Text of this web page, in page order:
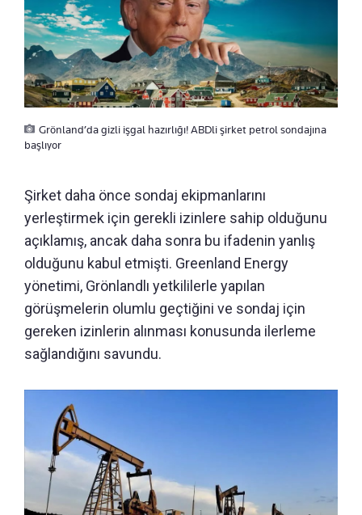
Grönland’da gizli işgal hazırlığı! ABDli şirket petrol sondajına
başlıyor
Şirket daha önce sondaj ekipmanlarını
yerleştirmek için gerekli izinlere sahip olduğunu
açıklamış, ancak daha sonra bu ifadenin yanlış
olduğunu kabul etmişti. Greenland Energy
yönetimi, Grönlandlı yetkililerle yapılan
görüşmelerin olumlu geçtiğini ve sondaj için
gereken izinlerin alınması konusunda ilerleme
sağlandığını savundu.